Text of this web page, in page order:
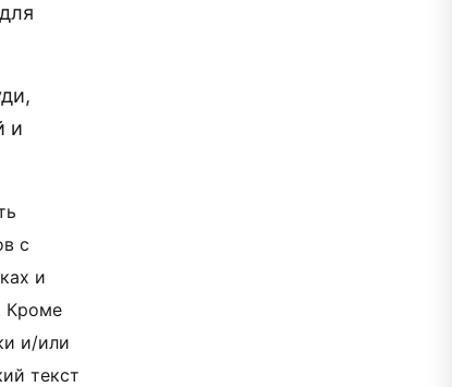
и
с
и
Кроме
и/или
текст